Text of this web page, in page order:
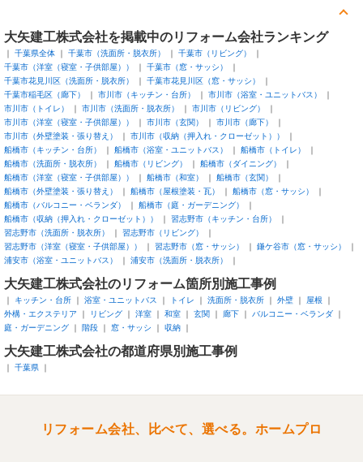
大矢建工株式会社を掲載中のリフォーム会社ランキング
千葉県全体 千葉市（洗面所・脱衣所）
千葉市（リビング）
千葉市（洋室（寝室・子供部屋））
千葉市（窓・サッシ）
千葉市花見川区（洗面所・脱衣所）
千葉市花見川区（窓・サッシ）
千葉市稲毛区（廊下）
市川市（キッチン・台所）
市川市（浴室・ユニットバス）
市川市（トイレ）
市川市（洗面所・脱衣所）
市川市（リビング）
市川市（洋室（寝室・子供部屋））
市川市（玄関）
市川市（廊下）
市川市（外壁塗装・張り替え）
市川市（収納（押入れ・クローゼット））
船橋市（キッチン・台所）
船橋市（浴室・ユニットバス）
船橋市（トイレ）
船橋市（洗面所・脱衣所）
船橋市（リビング）
船橋市（ダイニング）
船橋市（洋室（寝室・子供部屋））
船橋市（和室）
船橋市（玄関）
船橋市（外壁塗装・張り替え）
船橋市（屋根塗装・瓦）
船橋市（窓・サッシ）
船橋市（バルコニー・ベランダ）
船橋市（庭・ガーデニング）
船橋市（収納（押入れ・クローゼット））
習志野市（キッチン・台所）
習志野市（洗面所・脱衣所）
習志野市（リビング）
習志野市（洋室（寝室・子供部屋））
習志野市（窓・サッシ）
鎌ケ谷市（窓・サッシ）
浦安市（浴室・ユニットバス）
浦安市（洗面所・脱衣所）
大矢建工株式会社のリフォーム箇所別施工事例
キッチン・台所 浴室・ユニットバス トイレ 洗面所・脱衣所 外壁
屋根
外構・エクステリア
リビング 洋室 和室 玄関 廊下
バルコニー・ベランダ
庭・ガーデニング
階段 窓・サッシ 収納
大矢建工株式会社の都道府県別施工事例
千葉県
リフォーム会社、比べて、選べる。ホームプロ